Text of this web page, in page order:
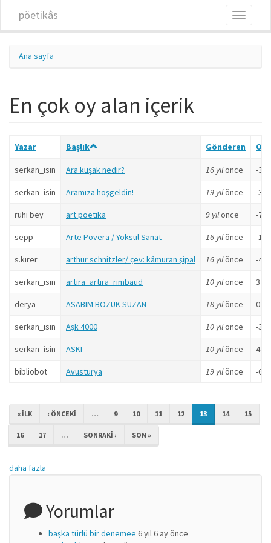
pöetikâs
Toggle
Ana sayfa
En çok oy alan içerik
Yazar Başlık Gönderen
serkan_isin Ara kuşak nedir? 16 yılönce -3
serkan_isin Aramıza hoşgeldin! 19 yılönce -3
ruhi bey art poetika 9 yılönce -7
sepp Arte Povera / Yoksul Sanat 16 yılönce -1
s.kırer arthur schnitzler/ çev: kâmuran şipal 16 yılönce -4
serkan_isin artira_artira_rimbaud 10 yılönce 3
derya ASABIM BOZUK SUZAN 18 yılönce 0
serkan_isin Aşk 4000 10 yılönce -3
serkan_isin ASKI 10 yılönce 4
bibliobot Avusturya 19 yılönce -6
« ILK ‹ ÖNCEKI … 9 10 11 12 13 14 15
16 17 … SONRAKI › SON »
daha fazla
Yorumlar
başka türlü bir denemee 6 yıl 6 ay önce